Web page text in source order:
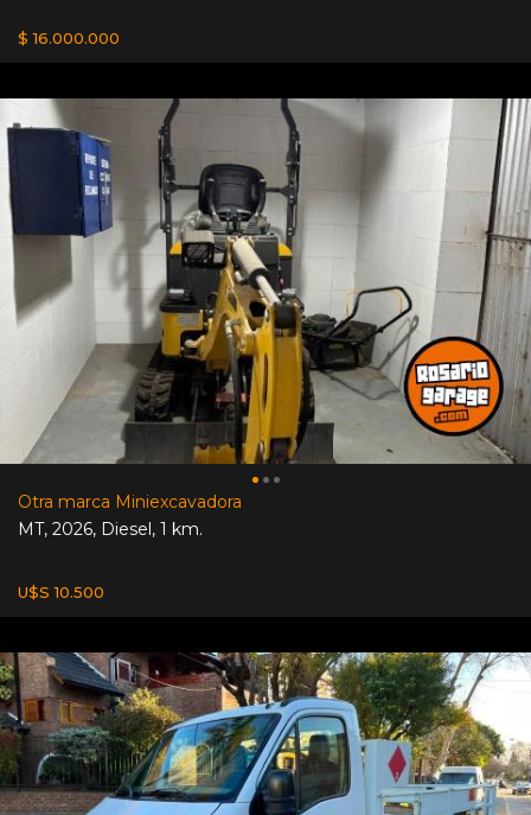
$ 16.000.000
Otra marca Miniexcavadora
MT, 2026, Diesel, 1 km.
U$S 10.500